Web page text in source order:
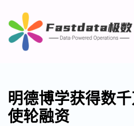
明德博学获得数
使轮融资